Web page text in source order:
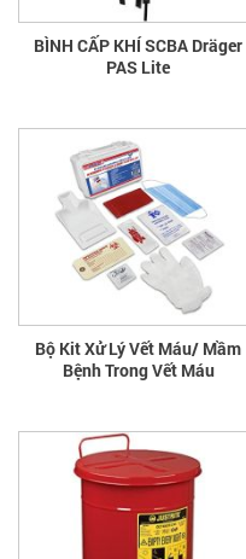
BÌNH CẤP KHÍ SCBA Dräger
PAS Lite
Bộ Kit Xử Lý Vết Máu/ Mầm
Bệnh Trong Vết Máu